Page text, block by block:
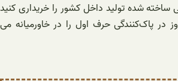
ساخته شده تولید داخل کشور را خریداری کنید
در پاک‌کنندگی حرف اول را در خاورمیانه می